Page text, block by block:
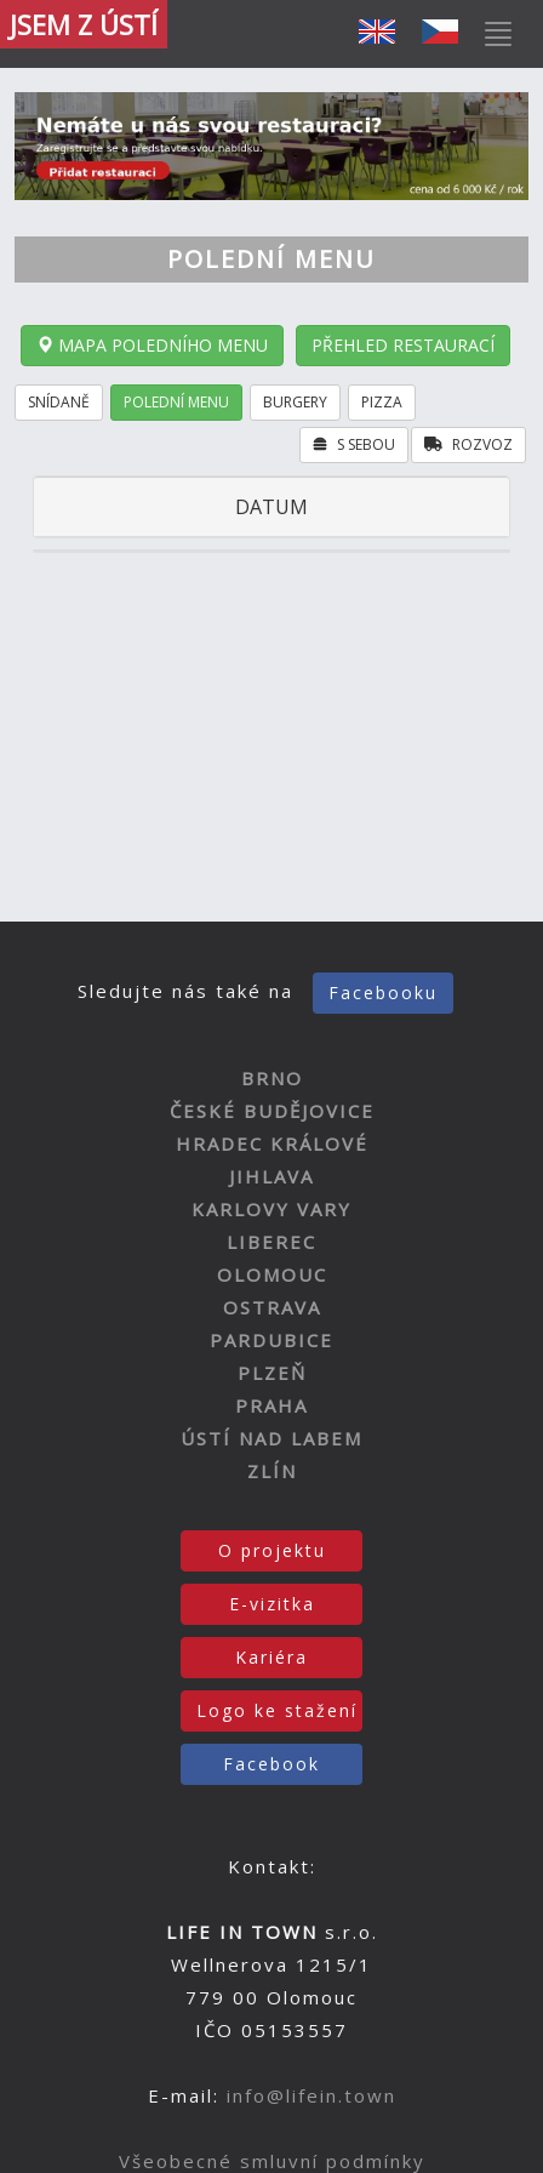
JSEM Z ÚSTÍ
POLEDNÍ MENU
MAPA POLEDNÍHO MENU PŘEHLED RESTAURACÍ
SNÍDANĚ POLEDNÍ MENU BURGERY PIZZA
ROZVOZ
S SEBOU
DATUM
Sledujte nás také na Facebooku
BRNO
ČESKÉ BUDĚJOVICE
HRADEC KRÁLOVÉ
JIHLAVA
KARLOVY VARY
LIBEREC
OLOMOUC
OSTRAVA
PARDUBICE
PLZEŇ
PRAHA
ÚSTÍ NAD LABEM
ZLÍN
O projektu
E-vizitka
Kariéra
Logo ke stažení
Facebook
Kontakt:
LIFE IN TOWN s.r.o.
Wellnerova 1215/1
779 00 Olomouc
IČO 05153557
E-mail: info@lifein.town
Všeobecné smluvní podmínky